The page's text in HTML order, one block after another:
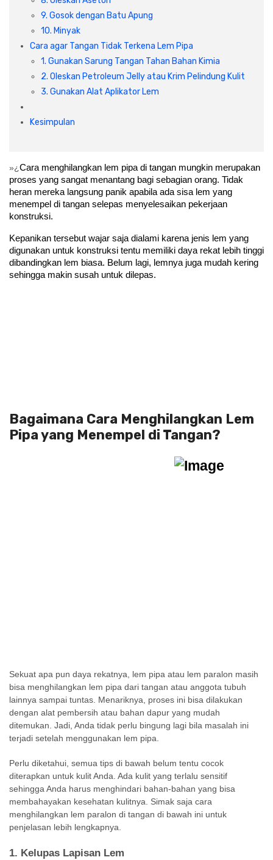
9. Gosok dengan Batu Apung
10. Minyak
Cara agar Tangan Tidak Terkena Lem Pipa
1. Gunakan Sarung Tangan Tahan Bahan Kimia
2. Oleskan Petroleum Jelly atau Krim Pelindung Kulit
3. Gunakan Alat Aplikator Lem
Kesimpulan
»¿Cara menghilangkan lem pipa di tangan mungkin merupakan
proses yang sangat menantang bagi sebagian orang. Tidak
heran mereka langsung panik apabila ada sisa lem yang
menempel di tangan selepas menyelesaikan pekerjaan
konstruksi.
Kepanikan tersebut wajar saja dialami karena jenis lem yang
digunakan untuk konstruksi tentu memiliki daya rekat lebih tinggi
dibandingkan lem biasa. Belum lagi, lemnya juga mudah kering
sehingga makin susah untuk dilepas.
Bagaimana Cara Menghilangkan Lem
Pipa yang Menempel di Tangan?
Sekuat apa pun daya rekatnya, lem pipa atau lem paralon masih
bisa menghilangkan lem pipa dari tangan atau anggota tubuh
lainnya sampai tuntas. Menariknya, proses ini bisa dilakukan
dengan alat pembersih atau bahan dapur yang mudah
ditemukan. Jadi, Anda tidak perlu bingung lagi bila masalah ini
terjadi setelah menggunakan lem pipa.
Perlu diketahui, semua tips di bawah belum tentu cocok
diterapkan untuk kulit Anda. Ada kulit yang terlalu sensitif
sehingga Anda harus menghindari bahan-bahan yang bisa
membahayakan kesehatan kulitnya. Simak saja cara
menghilangkan lem paralon di tangan di bawah ini untuk
penjelasan lebih lengkapnya.
1. Kelupas Lapisan Lem